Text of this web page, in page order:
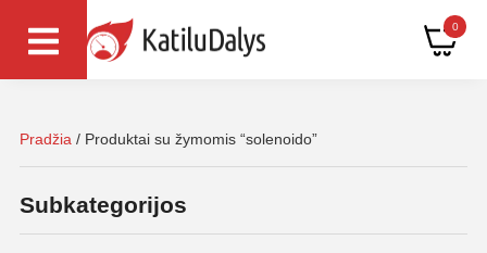
0
Pradžia / Produktai su žymomis “solenoido”
Subkategorijos